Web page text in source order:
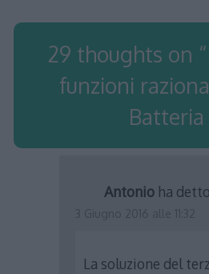
29 thoughts on “
funzioni
Batteria
Antonio ha
La soluzione del